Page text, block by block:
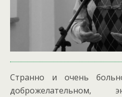
Странно и очень
доброжелательном,